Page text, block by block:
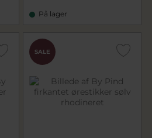
På lager
SALE